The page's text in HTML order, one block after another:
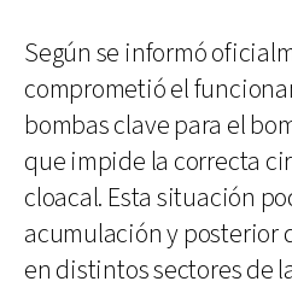
Según se informó
comprometió el
bombas clave para el
que impide la correcta
cloacal. Esta situación
acumulación y posterior
en distintos sectores de